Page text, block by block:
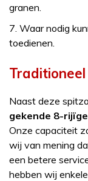
granen.
7. Waar nodig
toedienen.
Naast deze
gekende 8-
Onze capaciteit
wij van mening
een betere
hebben wij